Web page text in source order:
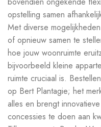
opstelling samen
Met diverse
of opnieuw samen te
hoe jouw woonruimte
bijvoorbeeld kleine
ruimte cruciaal is.
op Bert Plantagie; het
alles en brengt
concessies te doen aan